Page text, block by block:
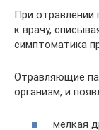
При
к врачу,
симптоматика
Отравляющие
организм, и
мелкая